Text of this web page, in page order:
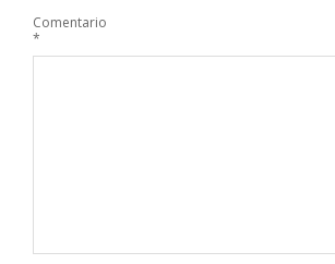
Comentario
*